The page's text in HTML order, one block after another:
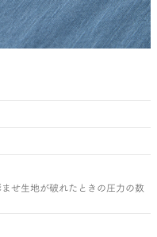
せ生地が破れたときの圧力の数